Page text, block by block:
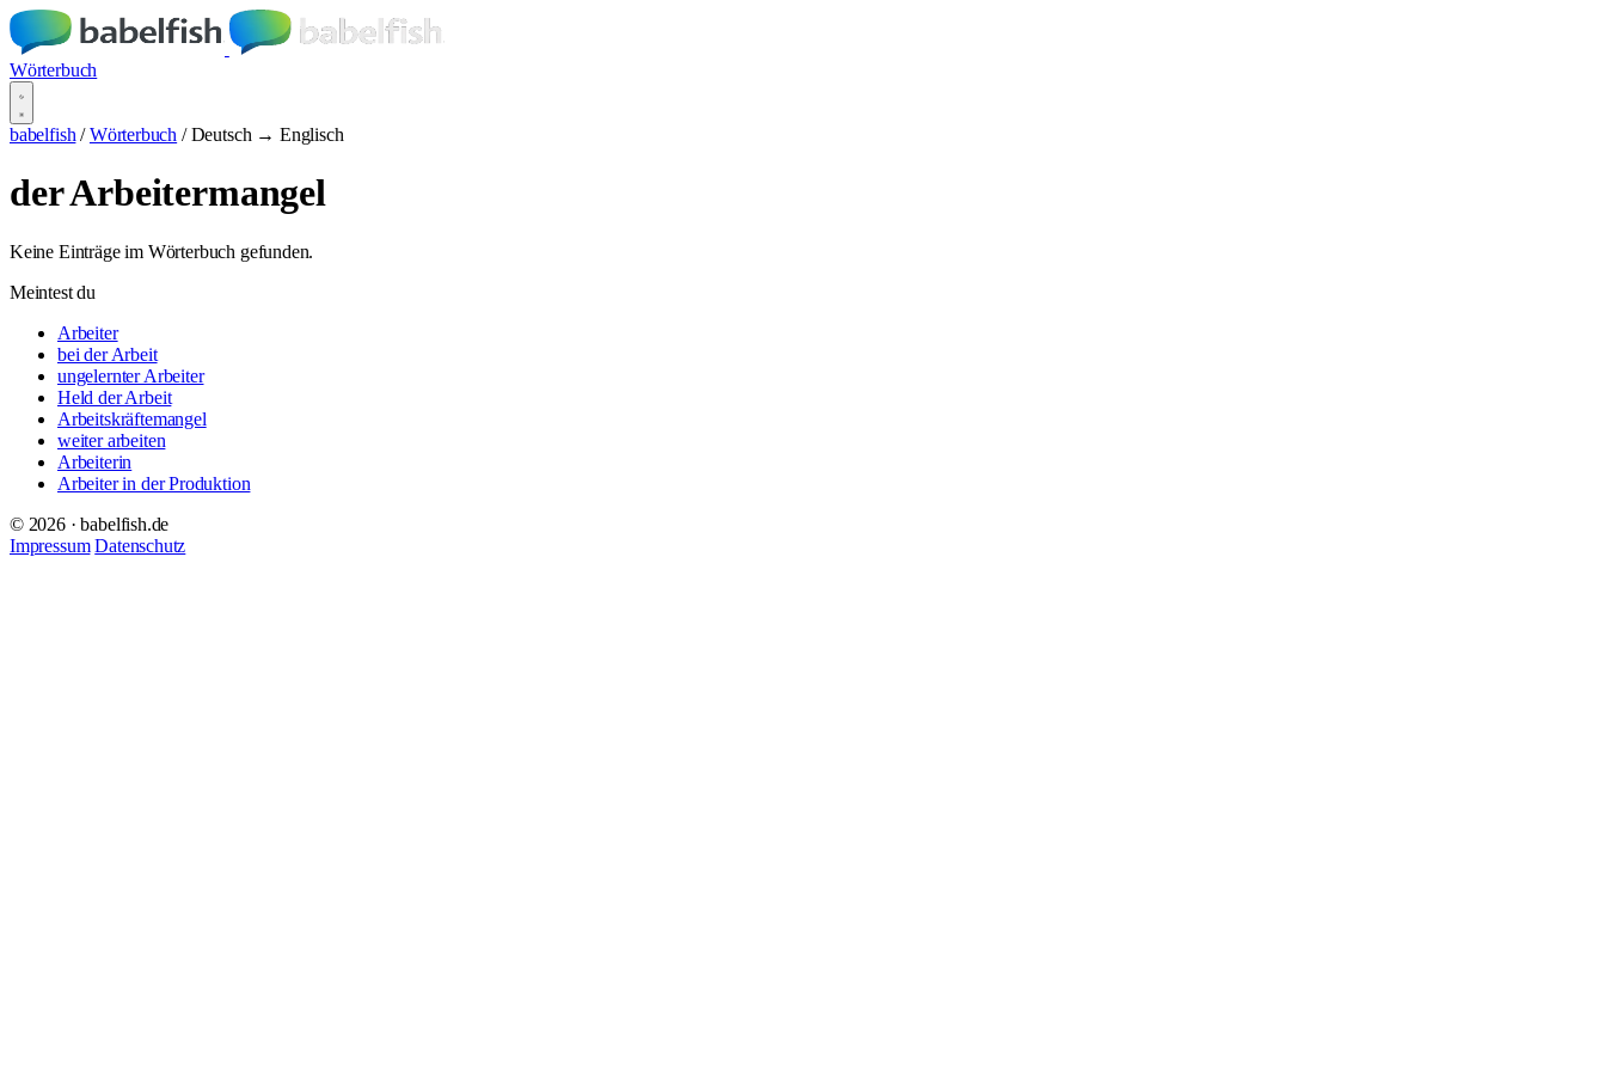
Wörterbuch
babelfish / Wörterbuch / Deutsch → Englisch
der Arbeitermangel
Keine Einträge im Wörterbuch gefunden.
Meintest du
Arbeiter
bei der Arbeit
ungelernter Arbeiter
Held der Arbeit
Arbeitskräftemangel
weiter arbeiten
Arbeiterin
Arbeiter in der Produktion
© 2026 · babelfish.de
Impressum Datenschutz